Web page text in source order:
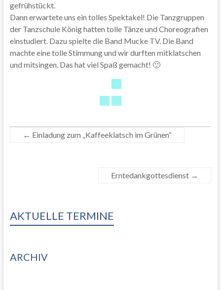
gefrühstückt.
Dann erwartete uns ein tolles Spektakel! Die Tanzgruppen
der Tanzschule König hatten tolle Tänze und Choreografien
einstudiert. Dazu spielte die Band Mucke TV. Die Band
machte eine tolle Stimmung und wir durften mitklatschen
und mitsingen. Das hat viel Spaß gemacht! 🙂
← Einladung zum „Kaffeeklatsch im Grünen“
Erntedankgottesdienst →
AKTUELLE TERMINE
ARCHIV